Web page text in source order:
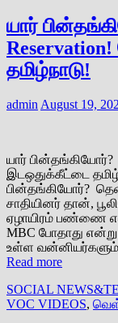
யார்
தமிழ்நாடு!
admin August 19,
யார் பின்தங்கியோர்?
இடஒதுக்கீட்டை
பின்தங்கியோர்?
சாதியினர் தான்,
ஏழாயிரம் பண்ணை
MBC போதாது
உள்ள
Read more
SOCIAL
VOC VIDEOS,